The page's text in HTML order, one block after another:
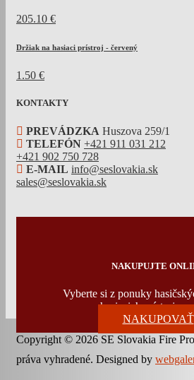
205.10 €
Držiak na hasiaci prístroj - červený
1.50 €
KONTAKTY
PREVÁDZKA Huszova 259/1
TELEFÓN +421 911 031 212
+421 902 750 728
E-MAIL info@seslovakia.sk
sales@seslovakia.sk
NAKUPUJTE
Vyberte si z ponuky
hasiacich prístrojov
NAKUPOVAŤ
Copyright © 2026 SE Slovakia Fire
práva vyhradené. Designed by